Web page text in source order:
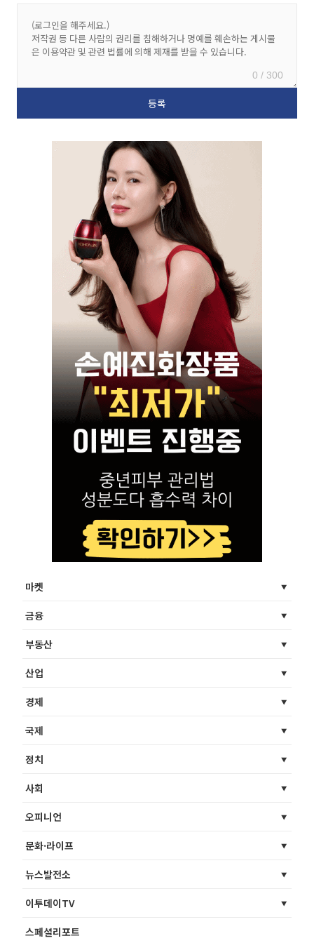
0 / 300
마켓
금융
부동산
산업
경제
국제
정치
사회
오피니언
문화·라이프
뉴스발전소
이투데이TV
스페셜리포트